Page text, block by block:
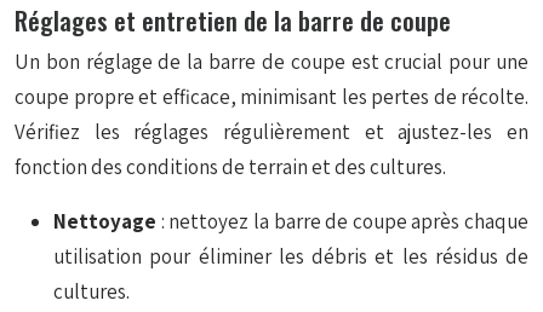
Réglages et entretien de la barre de coupe
Un bon réglage de la barre de coupe est crucial pour une
coupe propre et efficace, minimisant les pertes de récolte.
Vérifiez les réglages régulièrement et ajustez-les en
fonction des conditions de terrain et des cultures.
Nettoyage : nettoyez la barre de coupe après chaque
utilisation pour éliminer les débris et les résidus de
cultures.